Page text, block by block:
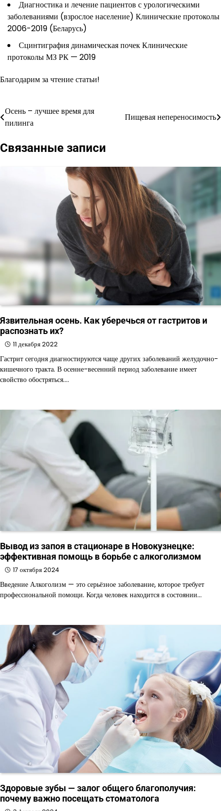
Диагностика и лечение пациентов с урологическими
заболеваниями (взрослое население) Клинические протоколы
2006-2019 (Беларусь)
Сцинтиграфия динамическая почек Клинические
протоколы МЗ РК — 2019
Благодарим за чтение статьи!
Навигация
записям
Осень – лучшее время для
пилинга
Пищевая непереносимость
Связанные записи
Язвительная осень. Как уберечься от гастритов и
распознать их?
11 декабря 2022
Гастрит сегодня диагностируются чаще других заболеваний желудочно-
кишечного тракта. В осенне-весенний период заболевание имеет
свойство обостряться.…
Вывод из запоя в стационаре в Новокузнецке:
эффективная помощь в борьбе с алкоголизмом
17 октября 2024
Введение Алкоголизм — это серьёзное заболевание, которое требует
профессиональной помощи. Когда человек находится в состоянии…
Здоровые зубы — залог общего благополучия:
почему важно посещать стоматолога